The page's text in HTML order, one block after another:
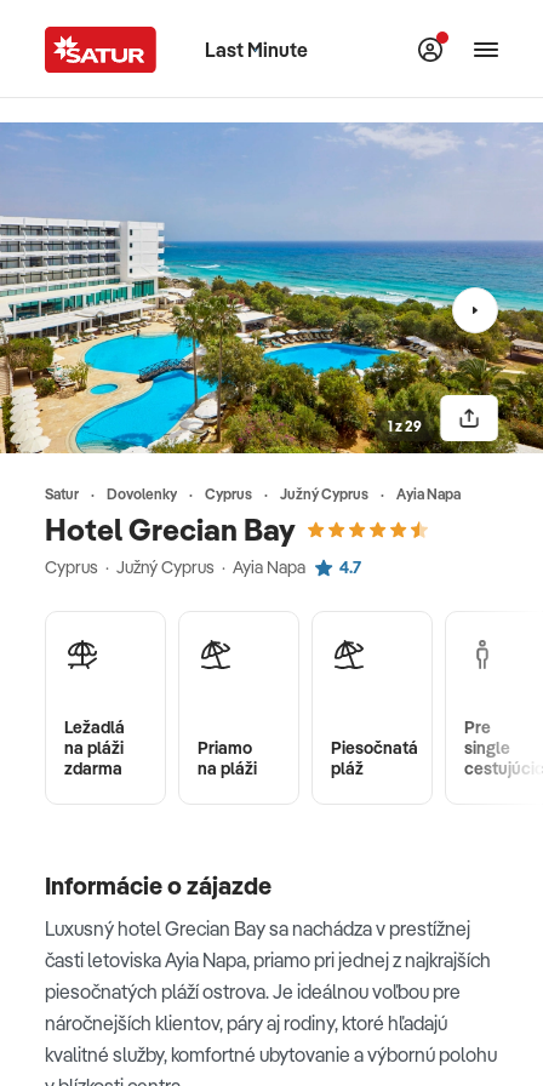
Last Minute
Satur Dovolenky Cyprus Južný Cyprus Ayia Napa
Hotel Grecian Bay
Cyprus · Južný Cyprus · Ayia Napa 4.7
1 z 29
Ležadlá
na pláži
zdarma
Priamo
na pláži
Piesočnatá
pláž
Pre
single
Informácie o zájazde
Luxusný hotel Grecian Bay sa nachádza v prestížnej
časti letoviska Ayia Napa, priamo pri jednej z najkrajších
piesočnatých pláží ostrova. Je ideálnou voľbou pre
náročnejších klientov, páry aj rodiny, ktoré hľadajú
kvalitné služby, komfortné ubytovanie a výbornú polohu